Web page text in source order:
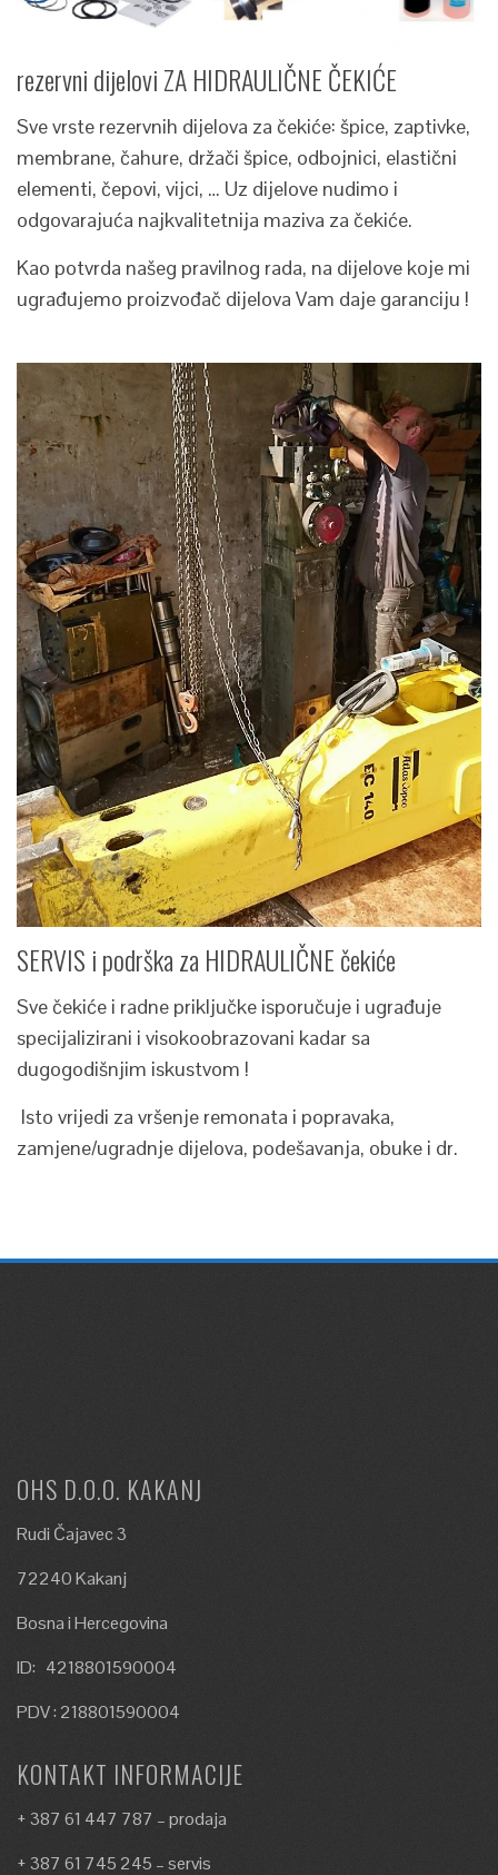
rezervni dijelovi ZA HIDRAULIČNE ČEKIĆE
Sve vrste rezervnih dijelova za čekiće: špice, zaptivke,
membrane, čahure, držači špice, odbojnici, elastični
elementi, čepovi, vijci, … Uz dijelove nudimo i
odgovarajuća najkvalitetnija maziva za čekiće.
Kao potvrda našeg pravilnog rada, na dijelove koje mi
ugrađujemo proizvođač dijelova Vam daje garanciju !
SERVIS i podrška za HIDRAULIČNE čekiće
Sve čekiće i radne priključke isporučuje i ugrađuje
specijalizirani i visokoobrazovani kadar sa
dugogodišnjim iskustvom !
Isto vrijedi za vršenje remonata i popravaka,
zamjene/ugradnje dijelova, podešavanja, obuke i dr.
OHS D.O.O. KAKANJ
Rudi Čajavec 3
72240 Kakanj
Bosna i Hercegovina
ID: 4218801590004
PDV : 218801590004
KONTAKT INFORMACIJE
+ 387 61 447 787 – prodaja
+ 387 61 745 245 – servis